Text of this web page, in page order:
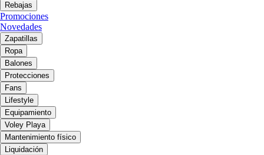
Rebajas
Promociones
Novedades
Zapatillas
Ropa
Balones
Protecciones
Fans
Lifestyle
Equipamiento
Voley Playa
Mantenimiento físico
Liquidación